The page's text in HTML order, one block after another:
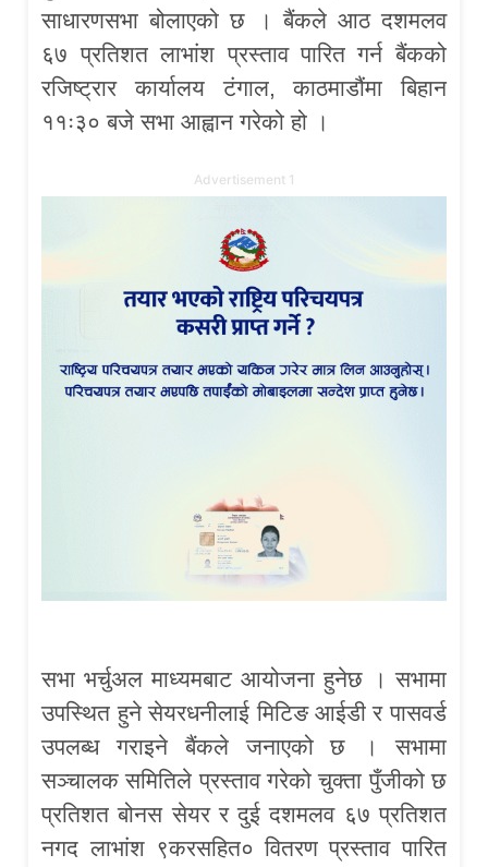
साधारणसभा बोलाएको छ । बैंकले आठ दशमलव
६७ प्रतिशत लाभांश प्रस्ताव पारित गर्न बैंकको
रजिष्ट्रार कार्यालय टंगाल, काठमाडौंमा बिहान
११ः३० बजे सभा आह्वान गरेको हो ।
Advertisement 1
सभा भर्चुअल माध्यमबाट आयोजना हुनेछ । सभामा
उपस्थित हुने सेयरधनीलाई मिटिङ आईडी र पासवर्ड
उपलब्ध गराइने बैंकले जनाएको छ । सभामा
सञ्चालक समितिले प्रस्ताव गरेको चुक्ता पुँजीको छ
प्रतिशत बोनस सेयर र दुई दशमलव ६७ प्रतिशत
नगद लाभांश ९करसहित० वितरण प्रस्ताव पारित